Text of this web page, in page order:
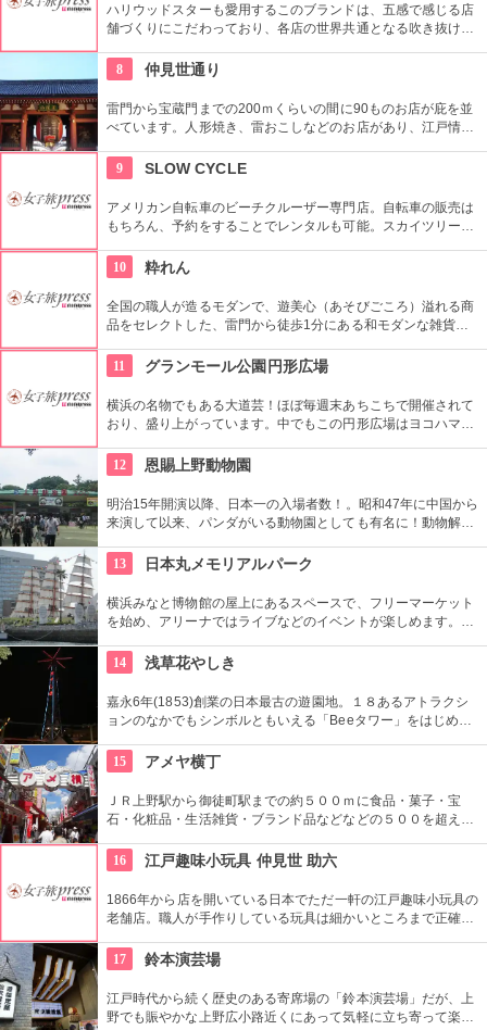
ハリウッドスターも愛用するこのブランドは、五感で感じる店
舗づくりにこだわっており、各店の世界共通となる吹き抜けの
壁面を描き刺激的でエネルギッシュな店舗空間を演出してい
る。
8 仲見世通り
雷門から宝蔵門までの200ｍくらいの間に90ものお店が庇を並
べています。人形焼き、雷おこしなどのお店があり、江戸情緒
9
SLOW CYCLE
アメリカン自転車のビーチクルーザー専門店。自転車の販売は
もちろん、予約をすることでレンタルも可能。スカイツリーや
フェをオープンし、注目を集めている。
10 粋れん
全国の職人が造るモダンで、遊美心（あそびごころ）溢れる商
品をセレクトした、雷門から徒歩1分にある和モダンな雑貨
めるので、粋な雑貨を探すのが楽しくなりそう。
11 グランモール公園円形広場
横浜の名物でもある大道芸！ほぼ毎週末あちこちで開催されて
おり、盛り上がっています。中でもこの円形広場はヨコハマ大
労される、驚きの芸に子供も大人も釘付けです！
12 恩賜上野動物園
明治15年開演以降、日本一の入場者数！。昭和47年に中国から
来演して以来、パンダがいる動物園としても有名に！動物解説
13
日本丸メモリアルパーク
横浜みなと博物館の屋上にあるスペースで、フリーマーケット
を始め、アリーナではライブなどのイベントが楽しめます。も
財に指定されています。
14 浅草花やしき
嘉永6年(1853)創業の日本最古の遊園地。１８あるアトラクシ
ョンのなかでもシンボルともいえる「Beeタワー」をはじめ、
が揃う。
15 アメヤ横丁
ＪＲ上野駅から御徒町駅までの約５００ｍに食品・菓子・宝
石・化粧品・生活雑貨・ブランド品などなどの５００を超える
叩き売りがある。
16 江戸趣味小玩具 仲見世 助六
1866年から店を開いている日本でただ一軒の江戸趣味小玩具の
老舗店。職人が手作りしている玩具は細かいところまで正確に
17
鈴本演芸場
江戸時代から続く歴史のある寄席場の「鈴本演芸場」だが、上
野でも賑やかな上野広小路近くにあって気軽に立ち寄って楽し